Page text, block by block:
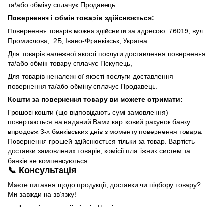
та/або обміну сплачує Продавець.
Повернення і обмін товарів здійснюється:
Повернення товарів можна здійснити за адресою: 76019, вул.
Промислова, 2Б, Івано-Франківськ, Україна
Для товарів належної якості послуги доставлення повернення
та/або обмін товару сплачує Покупець,
Для товарів неналежної якості послуги доставлення
повернення та/або обміну сплачує Продавець.
Кошти за повернення товару ви можете отримати:
Грошові кошти (що відповідають сумі замовлення)
повертаються на наданий Вами картковий рахунок банку
впродовж 3-х банківських днів з моменту повернення товара.
Повернення грошей здійснюється тільки за товар. Вартість
доставки замовлених товарів, комісії платіжних систем та
банків не компенсуються.
📞 Консультація
Маєте питання щодо продукції, доставки чи підбору товару?
Ми завжди на зв’язку!